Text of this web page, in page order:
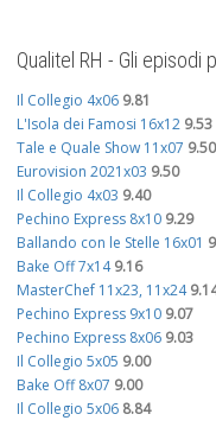
Qualitel RH - Gli episodi
Il Collegio 4x06 9.81
L'Isola dei Famosi 16x12 9.53
Tale e Quale Show 11x07 9.50
Eurovision 2021x03 9.50
Il Collegio 4x03 9.40
Pechino Express 8x10 9.29
Ballando con le Stelle 16x01
Bake Off 7x14 9.16
MasterChef 11x23, 11x24
Pechino Express 9x10 9.07
Pechino Express 8x06 9.03
Il Collegio 5x05 9.00
Bake Off 8x07 9.00
Il Collegio 5x06 8.84